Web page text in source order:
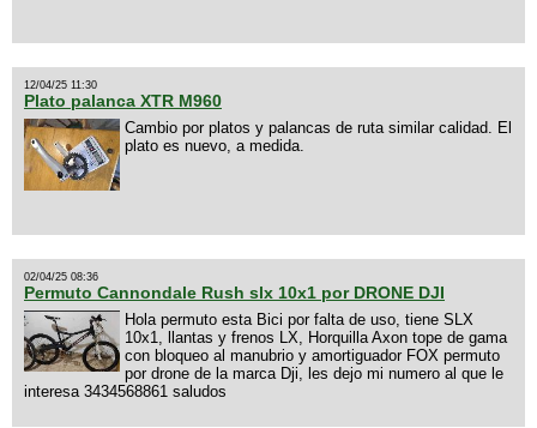
12/04/25 11:30
Plato palanca XTR M960
Cambio por platos y palancas de ruta similar calidad. El
plato es nuevo, a medida.
02/04/25 08:36
Permuto Cannondale Rush slx 10x1 por DRONE DJI
Hola permuto esta Bici por falta de uso, tiene SLX
10x1, llantas y frenos LX, Horquilla Axon tope de gama
con bloqueo al manubrio y amortiguador FOX permuto
por drone de la marca Dji, les dejo mi numero al que le
interesa 3434568861 saludos